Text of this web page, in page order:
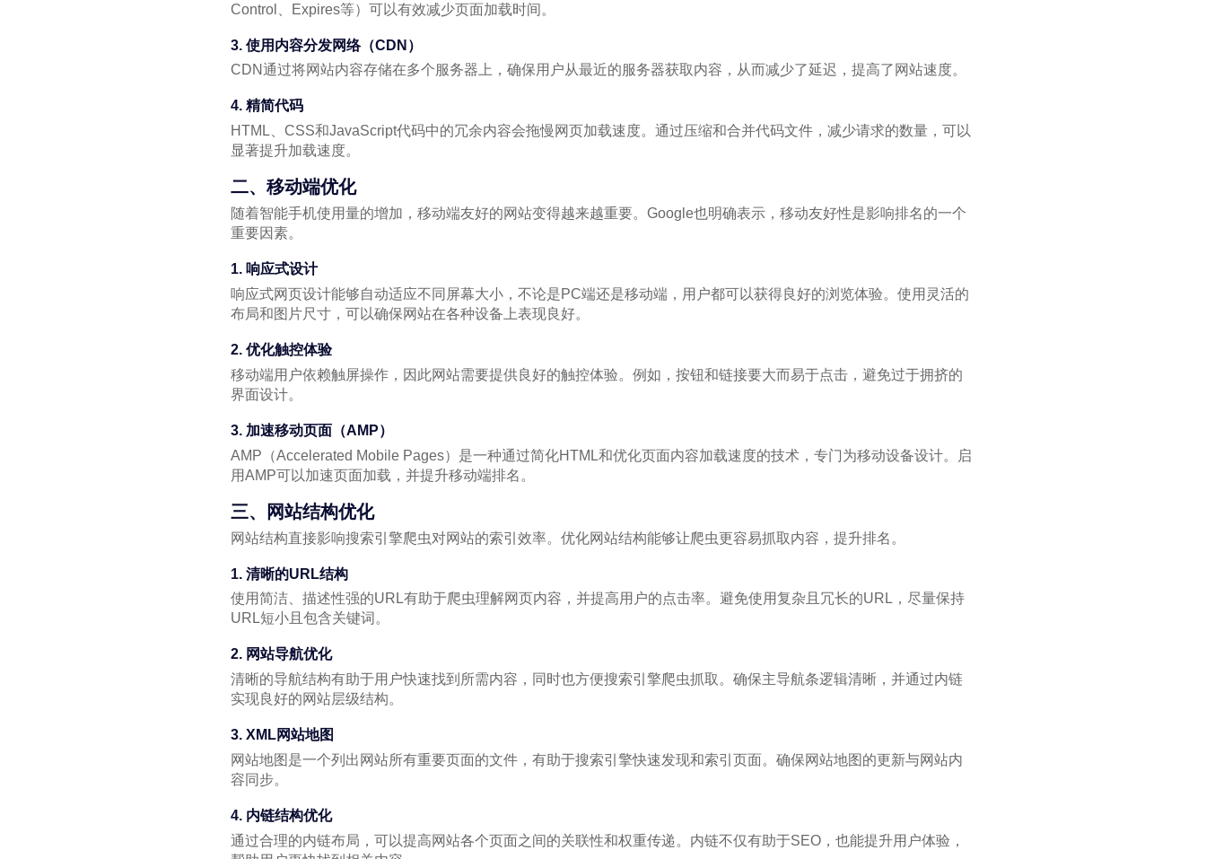
Control、Expires等）可以有效减少页面加载时间。
3. 使用内容分发网络（CDN）
CDN通过将网站内容存储在多个服务器上，确保用户从最近的服务器获取内容，从而减少了延迟，提高了网站速度。
4. 精简代码
HTML、CSS和JavaScript代码中的冗余内容会拖慢网页加载速度。通过压缩和合并代码文件，减少请求的数量，可以
显著提升加载速度。
二、移动端优化
随着智能手机使用量的增加，移动端友好的网站变得越来越重要。Google也明确表示，移动友好性是影响排名的一个
重要因素。
1. 响应式设计
响应式网页设计能够自动适应不同屏幕大小，不论是PC端还是移动端，用户都可以获得良好的浏览体验。使用灵活的
布局和图片尺寸，可以确保网站在各种设备上表现良好。
2. 优化触控体验
移动端用户依赖触屏操作，因此网站需要提供良好的触控体验。例如，按钮和链接要大而易于点击，避免过于拥挤的
界面设计。
3. 加速移动页面（AMP）
AMP（Accelerated Mobile Pages）是一种通过简化HTML和优化页面内容加载速度的技术，专门为移动设备设计。启
用AMP可以加速页面加载，并提升移动端排名。
三、网站结构优化
网站结构直接影响搜索引擎爬虫对网站的索引效率。优化网站结构能够让爬虫更容易抓取内容，提升排名。
1. 清晰的URL结构
使用简洁、描述性强的URL有助于爬虫理解网页内容，并提高用户的点击率。避免使用复杂且冗长的URL，尽量保持
URL短小且包含关键词。
2. 网站导航优化
清晰的导航结构有助于用户快速找到所需内容，同时也方便搜索引擎爬虫抓取。确保主导航条逻辑清晰，并通过内链
实现良好的网站层级结构。
3. XML网站地图
网站地图是一个列出网站所有重要页面的文件，有助于搜索引擎快速发现和索引页面。确保网站地图的更新与网站内
容同步。
4. 内链结构优化
通过合理的内链布局，可以提高网站各个页面之间的关联性和权重传递。内链不仅有助于SEO，也能提升用户体验，